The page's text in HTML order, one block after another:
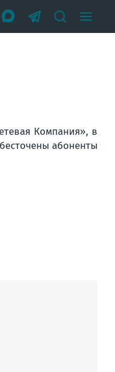
Компания», в
абоненты